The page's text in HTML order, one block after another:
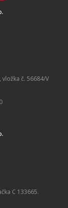
č. 56684/V
C 133665.